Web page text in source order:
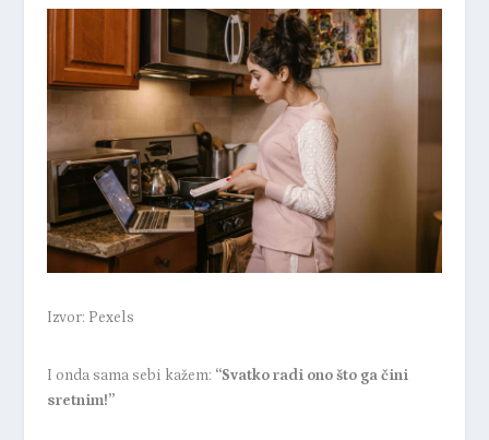
Izvor: Pexels
I onda sama sebi kažem: “Svatko radi ono što ga čini
sretnim!”